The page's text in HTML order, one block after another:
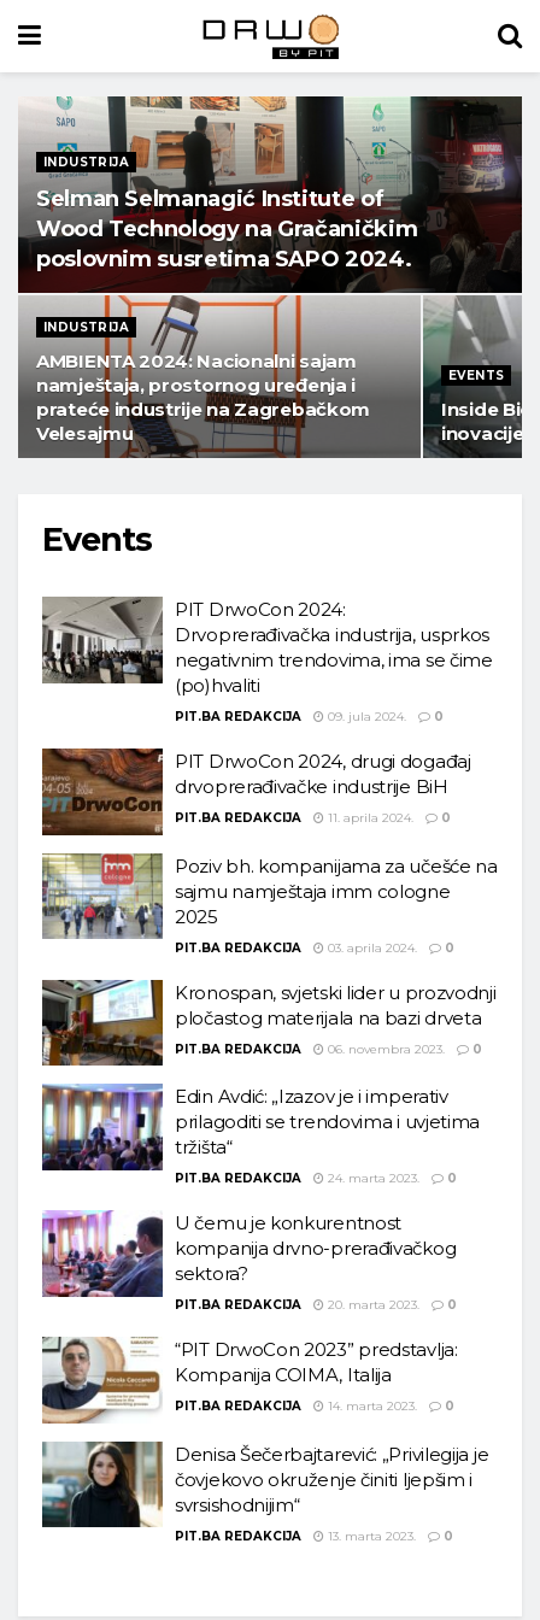
INDUSTRIJA
Selman Selmanagić Institute of
Wood Technology na Gračaničkim
poslovnim susretima SAPO 2024.
INDUSTRIJA
AMBIENTA 2024: Nacionalni sajam
namještaja, prostornog uređenja i
prateće industrije na Zagrebačkom
Velesajmu
EVENTS
Inside
inovacije
Events
PIT DrwoCon 2024:
Drvoprerađivačka industrija, usprkos
negativnim trendovima, ima se čime
(po)hvaliti
PIT.BA REDAKCIJA 09. jula 2024. 0
PIT DrwoCon 2024, drugi događaj
drvoprerađivačke industrije BiH
PIT.BA REDAKCIJA 11. aprila 2024. 0
Poziv bh. kompanijama za učešće na
sajmu namještaja imm cologne
2025
PIT.BA REDAKCIJA 03. aprila 2024. 0
Kronospan, svjetski lider u prozvodnji
pločastog materijala na bazi drveta
PIT.BA REDAKCIJA 06. novembra 2023. 0
Edin Avdić: „Izazov je i imperativ
prilagoditi se trendovima i uvjetima
tržišta“
PIT.BA REDAKCIJA 24. marta 2023. 0
U čemu je konkurentnost
kompanija drvno-prerađivačkog
sektora?
PIT.BA REDAKCIJA 20. marta 2023. 0
“PIT DrwoCon 2023” predstavlja:
Kompanija COIMA, Italija
PIT.BA REDAKCIJA 14. marta 2023. 0
Denisa Šečerbajtarević: „Privilegija je
čovjekovo okruženje činiti ljepšim i
svrsishodnijim“
PIT.BA REDAKCIJA 13. marta 2023. 0